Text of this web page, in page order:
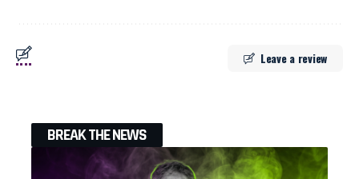
Leave a review
BREAK THE NEWS